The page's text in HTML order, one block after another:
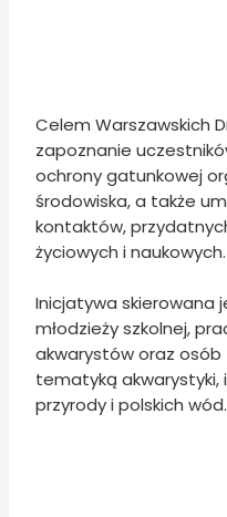
Celem Warszawskich
zapoznanie
ochrony gatunkowej
środowiska, a także
kontaktów,
życiowych i naukowych.
Inicjatywa skierowana
młodzieży szkolnej,
akwarystów oraz
tematyką akwarystyki,
przyrody i polskich